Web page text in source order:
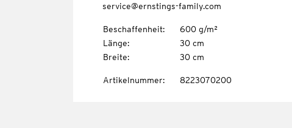
service@ernstings-family.com
Beschaffenheit:
600 g/m²
Länge:
30 cm
Breite: 30 cm
Artikelnummer: 8223070200